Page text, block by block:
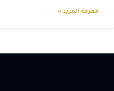
معرفة المزيد »